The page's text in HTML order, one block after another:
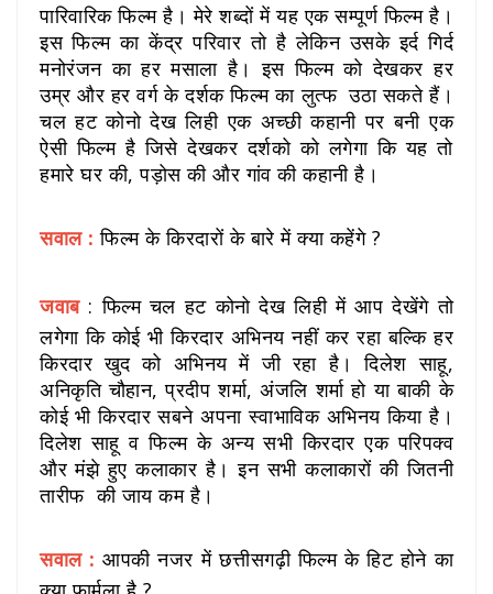
पारिवारिक फिल्म है। मेरे शब्दों में यह एक सम्पूर्ण फिल्म है।
इस फिल्म का केंद्र परिवार तो है लेकिन उसके इर्द गिर्द
मनोरंजन का हर मसाला है। इस फिल्म को देखकर हर
उम्र और हर वर्ग के दर्शक फिल्म का लुत्फ उठा सकते हैं।
चल हट कोनो देख लिही एक अच्छी कहानी पर बनी एक
ऐसी फिल्म है जिसे देखकर दर्शको को लगेगा कि यह तो
हमारे घर की, पड़ोस की और गांव की कहानी है।
सवाल : फिल्म के किरदारों के बारे में क्या कहेंगे ?
जवाब : फिल्म चल हट कोनो देख लिही में आप देखेंगे तो
लगेगा कि कोई भी किरदार अभिनय नहीं कर रहा बल्कि हर
किरदार खुद को अभिनय में जी रहा है। दिलेश साहू,
अनिकृति चौहान, प्रदीप शर्मा, अंजलि शर्मा हो या बाकी के
कोई भी किरदार सबने अपना स्वाभाविक अभिनय किया है।
दिलेश साहू व फिल्म के अन्य सभी किरदार एक परिपक्व
और मंझे हुए कलाकार है। इन सभी कलाकारों की जितनी
तारीफ की जाय कम है।
सवाल : आपकी नजर में छत्तीसगढ़ी फिल्म के हिट होने का